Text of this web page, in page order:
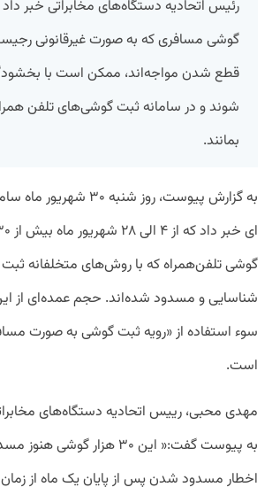
گوشی مسافری که به صورت غیرقانونی
قطع شدن مواجه‌اند، ممکن است با
شوند و در سامانه ثبت گوشی‌های تلفن
بمانند.
به گزارش پیوست، روز شنبه
گوشی تلفن‌همراه که با روش‌های متخلفانه
شناسایی و مسدود شده‌اند. حجم عمده‌ای از
سوء استفاده از «رویه ثبت گوشی به صورت
است.
مهدی محبی، رییس اتحادیه دستگاه‌های
به پیوست گفت:« این ۳۰ هزار
اخطار مسدود شدن پس از پایان یک ماه از